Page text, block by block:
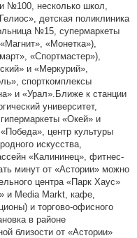
№100, несколько школ,
детская поликлиника
№15, супермаркеты
«Монетка»),
«Спортмастер»),
и «Меркурий»,
спорткомплексы
и «Урал».Ближе к станции
университет,
«Окей» и
центр культуры
искусства,
«Калининец», фитнес-
минут от «Астории» можно
центра «Парк Хаус»
и Media Markt, кафе,
и торгово-офисного
в районе
близости от «Астории»